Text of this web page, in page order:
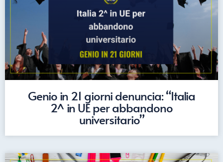
Genio in 21 giorni denuncia: “Italia
2^ in UE per abbandono
universitario”